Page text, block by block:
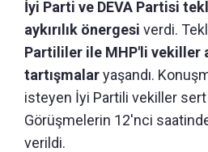
İyi Parti ve DEVA Partisi
aykırılık önergesi verdi.
Partililer ile MHP'li vekiller
tartışmalaryaşandı.
isteyen İyi Partili vekiller
Görüşmelerin 12'nci
verildi.